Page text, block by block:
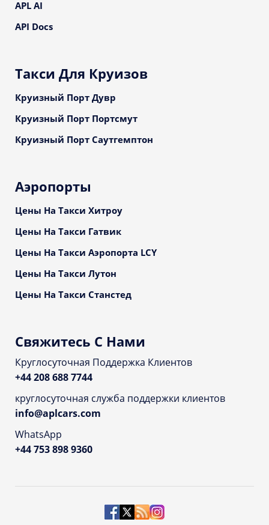
APL AI
API Docs
Такси Для Круизов
Круизный Порт Дувр
Круизный Порт Портсмут
Круизный Порт Саутгемптон
Аэропорты
Цены На Такси Хитроу
Цены На Такси Гатвик
Цены На Такси Аэропорта LCY
Цены На Такси Лутон
Цены На Такси Станстед
Свяжитесь С Нами
Круглосуточная Поддержка Клиентов
+44 208 688 7744
круглосуточная служба поддержки клиентов
info@aplcars.com
WhatsApp
+44 753 898 9360